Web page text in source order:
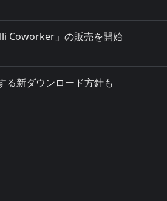
Coworker」の販売を開始
る新ダウンロード方針も